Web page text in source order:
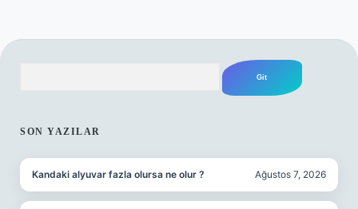
SON YAZILAR
Kandaki alyuvar fazla olursa ne olur ? Ağustos 7, 2026